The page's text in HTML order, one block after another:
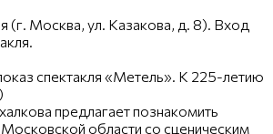
(г. Москва, ул. Казакова, д. 8). Вход
спектакля «Метель». К 225-летию
предлагает познакомить
области со сценическим